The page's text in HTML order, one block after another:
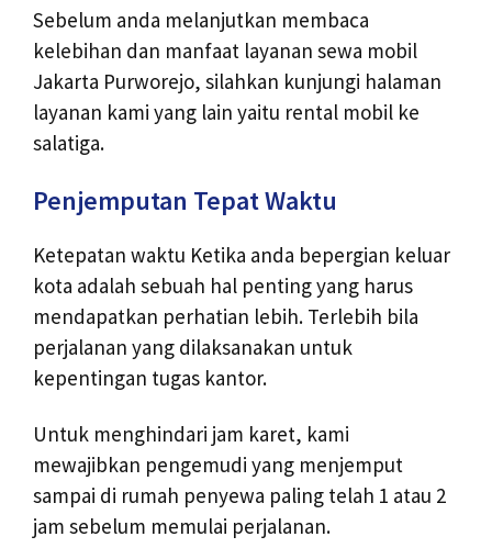
Sebelum anda melanjutkan membaca
kelebihan dan manfaat layanan sewa mobil
Jakarta Purworejo, silahkan kunjungi halaman
layanan kami yang lain yaitu rental mobil ke
salatiga.
Penjemputan Tepat Waktu
Ketepatan waktu Ketika anda bepergian keluar
kota adalah sebuah hal penting yang harus
mendapatkan perhatian lebih. Terlebih bila
perjalanan yang dilaksanakan untuk
kepentingan tugas kantor.
Untuk menghindari jam karet, kami
mewajibkan pengemudi yang menjemput
sampai di rumah penyewa paling telah 1 atau 2
jam sebelum memulai perjalanan.